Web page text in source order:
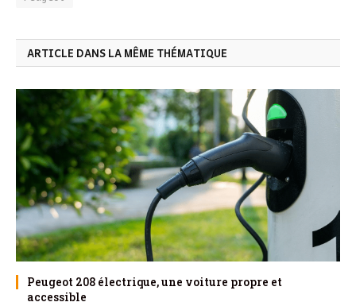
ARTICLE DANS LA MÊME THÉMATIQUE
Peugeot 208 électrique, une voiture propre et
accessible